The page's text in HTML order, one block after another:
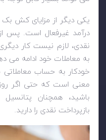
یکی دیگر از مزایای کش
درآمد غیرفعال است. پس
نقدی، لازم نیست کار
به معاملات خود ادامه می
خودکار به حساب
معنی است که حتی اگر
باشید، همچنان
بازپرداخت نقدی را دارید.